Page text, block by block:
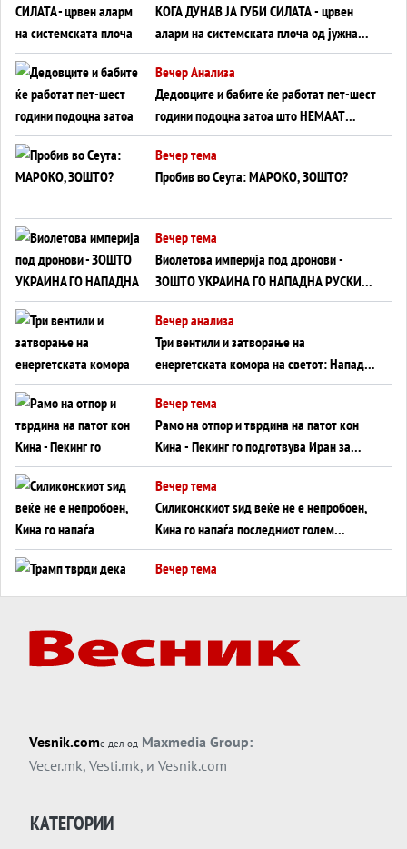
КОГА ДУНАВ ЈА ГУБИ СИЛАТА - црвен
аларм на системската плоча од јужна
Германија до Црното Море...
Вечер Анализа
Дедовците и бабите ќе работат пет-шест
години подоцна затоа што НЕМААТ
ВНУЦИ ДА ГИ ЗАМЕНАТ
Вечер тема
Пробив во Сеута: МАРОКО, ЗОШТО?
Вечер тема
Виолетова империја под дронови -
ЗОШТО УКРАИНА ГО НАПАДНА РУСКИОТ
WILDBERRIES
Вечер анализа
Три вентили и затворање на
енергетската комора на светот: Нападот
во Суец најавува глобален енергетски
инфаркт?
Вечер тема
Рамо на отпор и тврдина на патот кон
Кина - Пекинг го подготвува Иран за
американска копнена инвазија
Вечер тема
Силиконскиот ѕид веќе не е непробоен,
Кина го напаѓа последниот голем
монопол на Западот?
Вечер тема
Вечер тема
ДЛАБОКО УДОЛУ: Сметководствените
Вечер тема
АТОМСКО ДОМИНО НА БЛИСКИОТ
ИСТОК
Vesnik.comе дел од Maxmedia Group:
Vecer.mk, Vesti.mk, и Vesnik.com
КАТЕГОРИИ